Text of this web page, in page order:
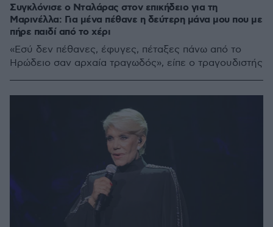
Συγκλόνισε ο Νταλάρας στον επικήδειο για τη
Μαρινέλλα: Για μένα πέθανε η δεύτερη μάνα μου που με
πήρε παιδί από το χέρι
«Εσύ δεν πέθανες, έφυγες, πέταξες πάνω από το
Ηρώδειο σαν αρχαία τραγωδός», είπε ο τραγουδιστής